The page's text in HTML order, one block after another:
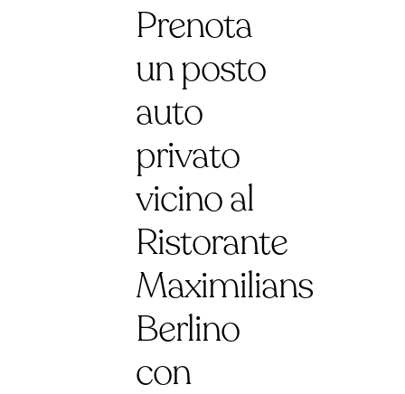
Prenota
un posto
auto
privato
vicino al
Ristorante
Maximilians
Berlino
con